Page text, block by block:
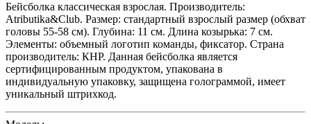
Бейсболка классическая взрослая. Производитель:
Atributika&Club. Размер: стандартный взрослый размер (обхват
головы 55-58 см). Глубина: 11 см. Длина козырька: 7 см.
Элементы: объемный логотип команды, фиксатор. Страна
производитель: КНР. Данная бейсболка является
сертифицированным продуктом, упакована в
индивидуальную упаковку, защищена голограммой, имеет
уникальный штрихкод.